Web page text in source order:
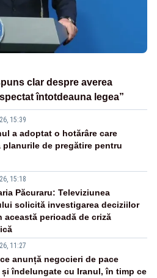
clar despre averea
întotdeauna legea”
15:39
a adoptat o hotărâre care
planurile de pregătire pentru
15:18
Păcuraru: Televiziunea
solicită investigarea deciziilor
această perioadă de criză
11:27
anunță negocieri de pace
îndelungate cu Iranul, în timp ce